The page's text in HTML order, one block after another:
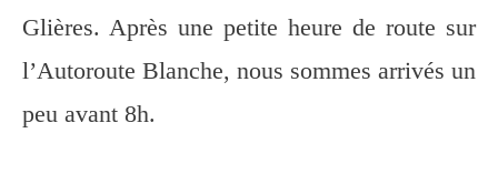
Glières. Après une petite heure de route sur
l’Autoroute Blanche, nous sommes arrivés un
peu avant 8h.